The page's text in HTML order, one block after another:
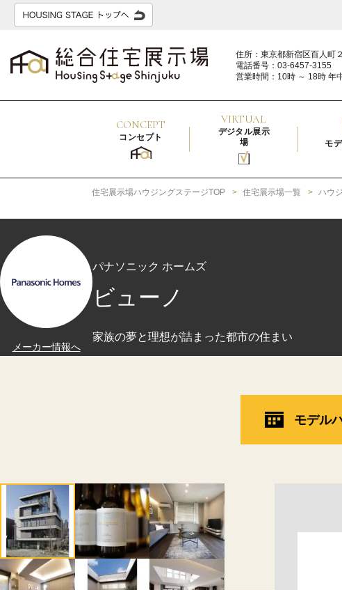
住所：東京都新宿区百人町
電話番号：03-6457-3155
営業時間：10時 ～ 18時 年
CONCEPT
コンセプト
VIRTUAL
デジタル展示
場
モ
住宅展示場ハウジングステージTOP 住宅展示場一覧 ハウ
メーカー情報へ
パナソニック ホームズ
ビューノ
家族の夢と理想が詰まった都市の住まい
モデル